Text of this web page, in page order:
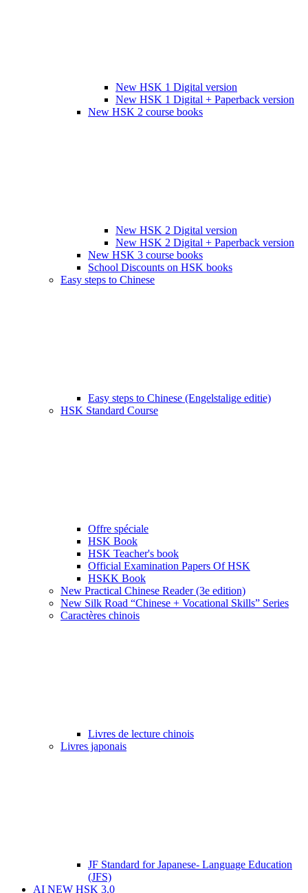
New HSK 1 Digital version
New HSK 1 Digital + Paperback version
New HSK 2 course books
New HSK 2 Digital version
New HSK 2 Digital + Paperback version
New HSK 3 course books
School Discounts on HSK books
Easy steps to Chinese
Easy steps to Chinese (Engelstalige editie)
HSK Standard Course
Offre spéciale
HSK Book
HSK Teacher's book
Official Examination Papers Of HSK
HSKK Book
New Practical Chinese Reader (3e edition)
New Silk Road “Chinese + Vocational Skills” Series
Caractères chinois
Livres de lecture chinois
Livres japonais
JF Standard for Japanese- Language Education
(JFS)
AI NEW HSK 3.0